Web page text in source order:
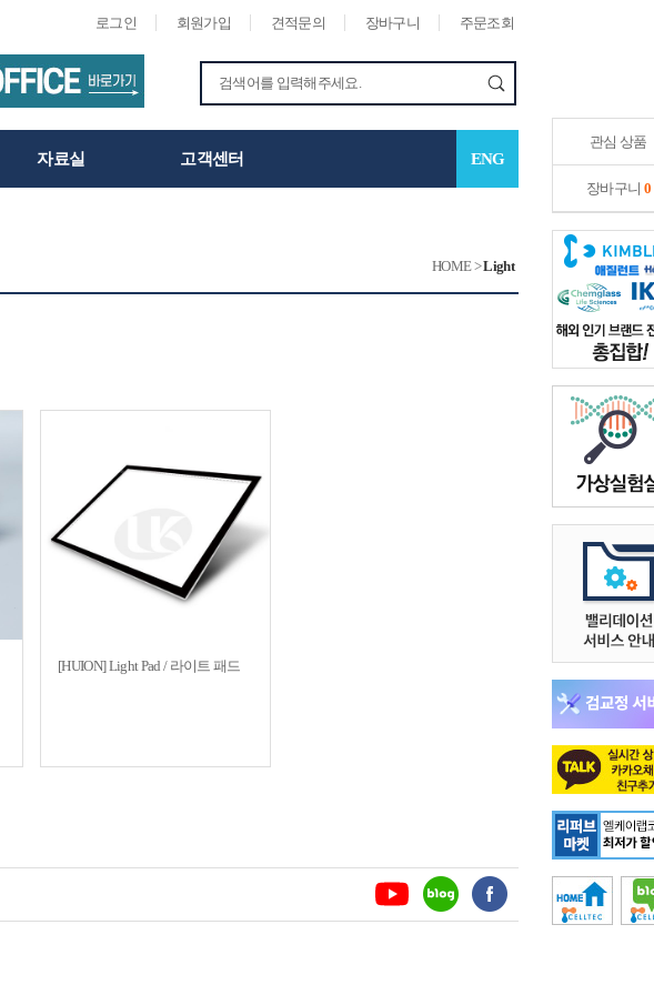
로그인 회원가입 견적문의 장바구니 주문조회
관심 상품
장바구니 0
자료실 고객센터 ENG
HOME>Light
[HUION] Light Pad / 라이트 패드